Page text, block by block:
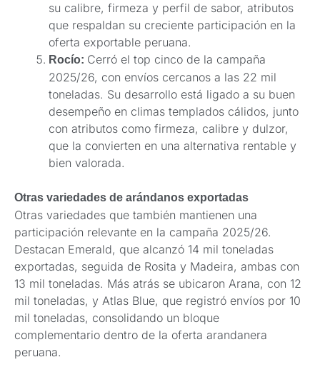
su calibre, firmeza y perfil de sabor, atributos
que respaldan su creciente participación en la
oferta exportable peruana.
Rocío: Cerró el top cinco de la campaña
2025/26, con envíos cercanos a las 22 mil
toneladas. Su desarrollo está ligado a su buen
desempeño en climas templados cálidos, junto
con atributos como firmeza, calibre y dulzor,
que la convierten en una alternativa rentable y
bien valorada.
Otras variedades de arándanos exportadas
Otras variedades que también mantienen una
participación relevante en la campaña 2025/26.
Destacan Emerald, que alcanzó 14 mil toneladas
exportadas, seguida de Rosita y Madeira, ambas con
13 mil toneladas. Más atrás se ubicaron Arana, con 12
mil toneladas, y Atlas Blue, que registró envíos por 10
mil toneladas, consolidando un bloque
complementario dentro de la oferta arandanera
peruana.